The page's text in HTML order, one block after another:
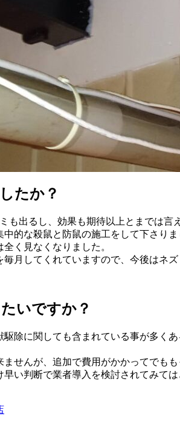
たか？
も出るし、効果も期待以上とまでは言
的な殺鼠と防鼠の施工をして下さり
く見なくなりました。
月してくれていますので、今後はネズ
いですか？
除に関しても含まれている事が多く
せんが、追加で費用がかかってでも
い判断で業者導入を検討されてみて